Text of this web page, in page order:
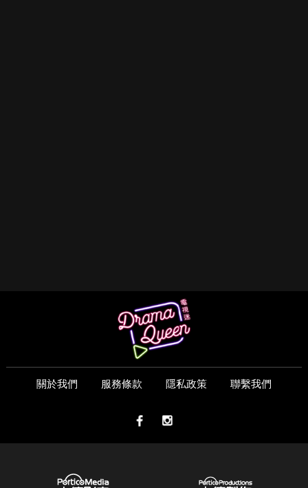
關於我們 服務條款 隱私政策 聯繫我們